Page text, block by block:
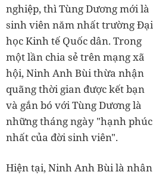
nghiệp, thì Tùng Dương mới là
sinh viên năm nhất trường Đại
học Kinh tế Quốc dân. Trong
một lần chia sẻ trên mạng xã
hội, Ninh Anh Bùi thừa nhận
quãng thời gian được kết bạn
và gắn bó với Tùng Dương là
những tháng ngày "hạnh phúc
nhất của đời sinh viên".
Hiện tại, Ninh Anh Bùi là nhân